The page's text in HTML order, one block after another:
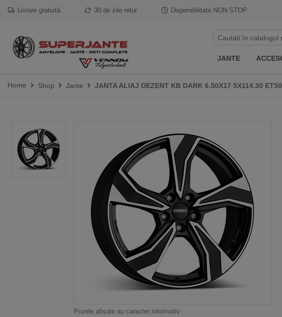
Livrare gratuită 30 de zile retur Disponibilitate NON STOP
JANTE
Home Shop Jante JANTA ALIAJ DEZENT KB DARK 6.50X17 5X114.30 ET50
Pozele afișate au caracter informativ